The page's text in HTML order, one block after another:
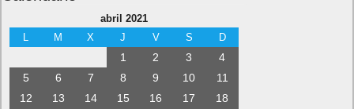
abril 2021
L
M X J V S D
1 2 3
4
5
6 7 8 9 10
11
12
13 14 15 16 17
18